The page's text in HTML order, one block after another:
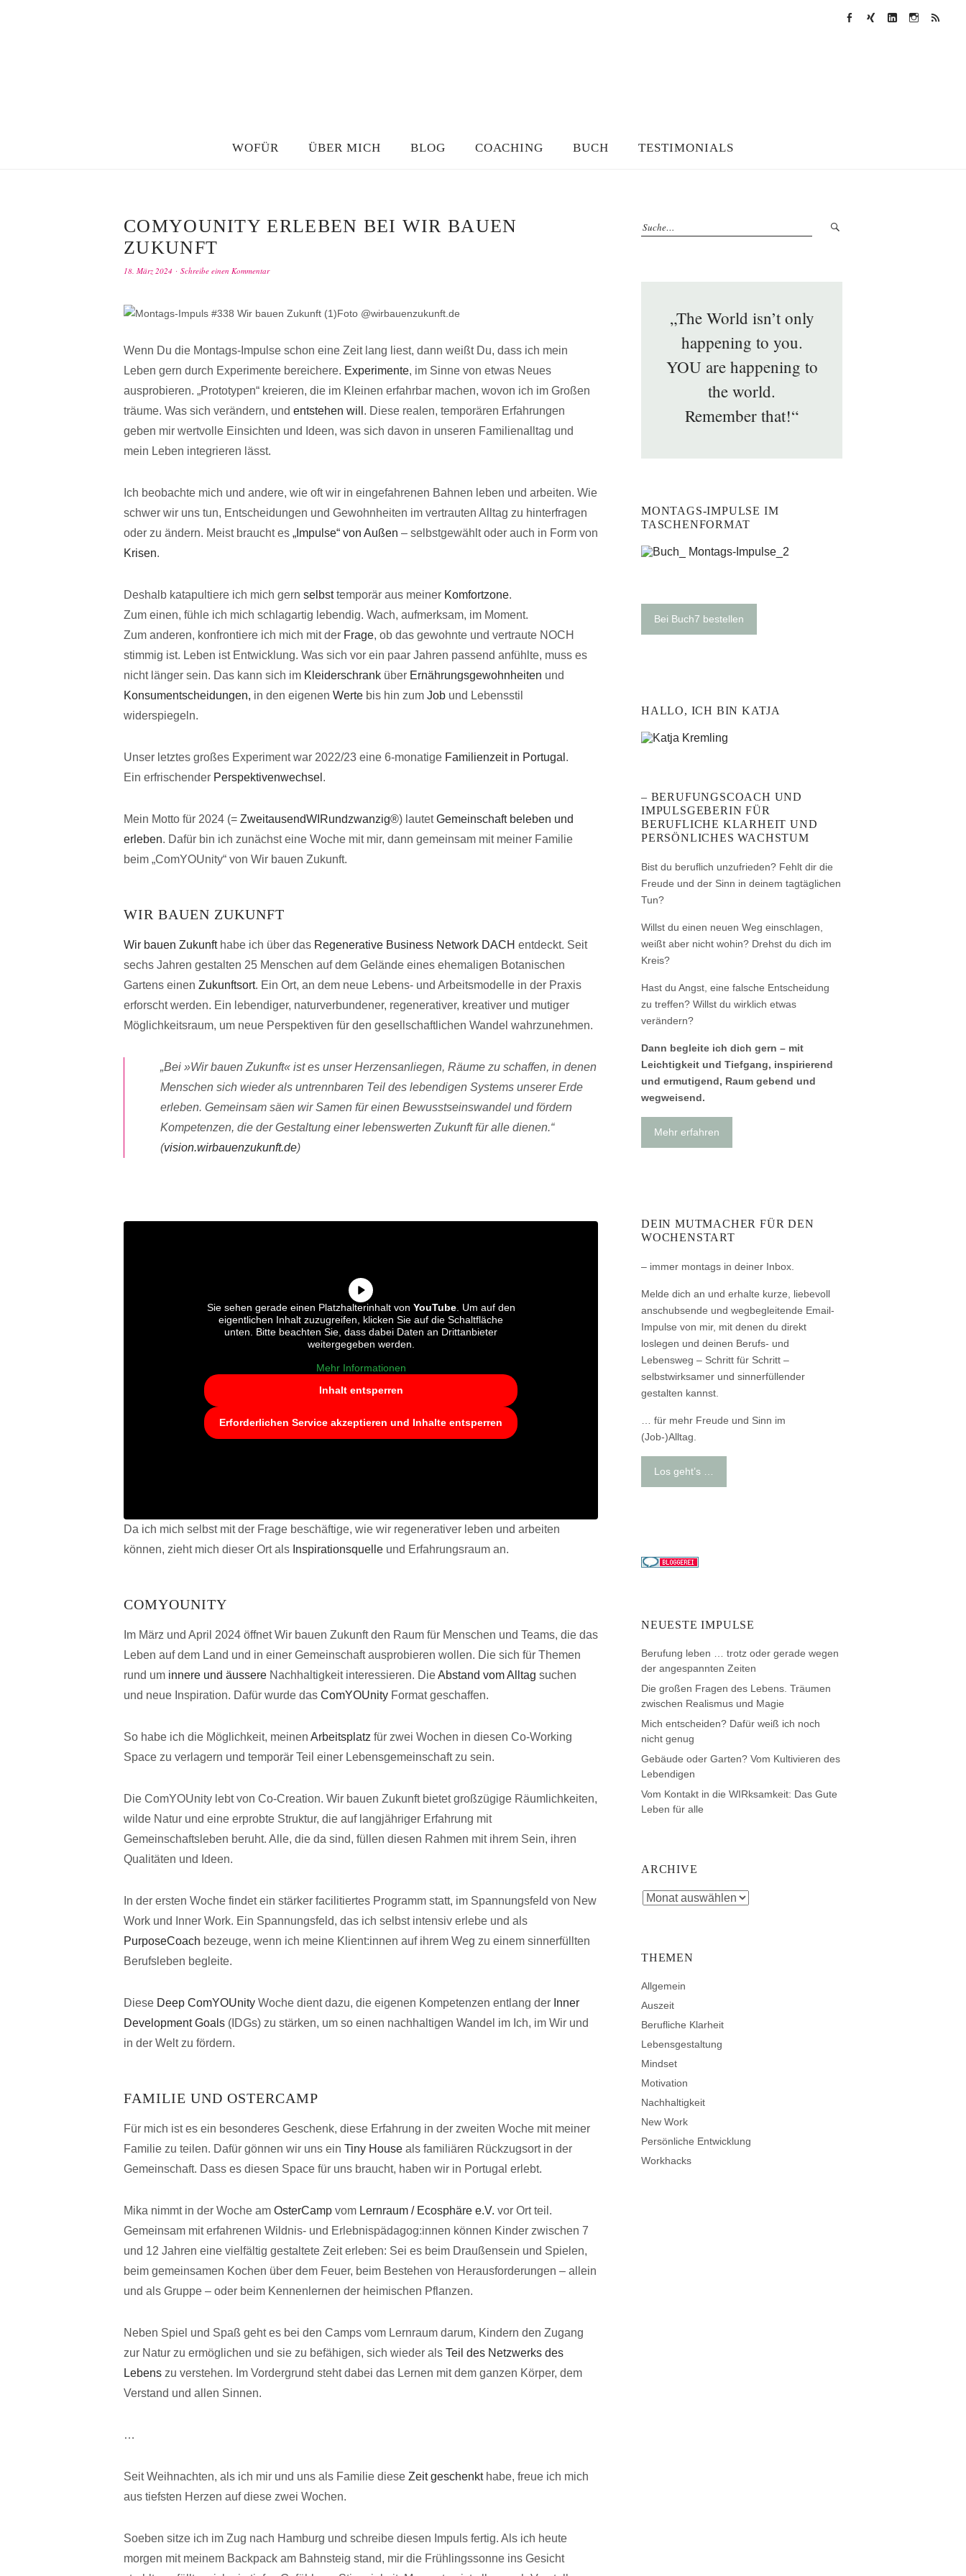
WOFÜR ÜBER MICH BLOG COACHING BUCH TESTIMONIALS
COMYOUNITY ERLEBEN BEI WIR BAUEN
ZUKUNFT
18. März 2024 Schreibe einen Kommentar
Foto @wirbauenzukunft.de
Wenn Du die Montags-Impulse schon eine Zeit lang liest, dann weißt Du, dass ich mein
Leben gern durch Experimente bereichere. Experimente, im Sinne von etwas Neues
ausprobieren. „Prototypen“ kreieren, die im Kleinen erfahrbar machen, wovon ich im Großen
träume. Was sich verändern, und entstehen will . Diese realen, temporären Erfahrungen
geben mir wertvolle Einsichten und Ideen, was sich davon in unseren Familienalltag und
mein Leben integrieren lässt.
Ich beobachte mich und andere, wie oft wir in eingefahrenen Bahnen leben und arbeiten. Wie
schwer wir uns tun, Entscheidungen und Gewohnheiten im vertrauten Alltag zu hinterfragen
oder zu ändern. Meist braucht es „Impulse“ von Außen – selbstgewählt oder auch in Form von
Krisen.
Deshalb katapultiere ich mich gern selbsttemporär aus meiner Komfortzone.
Zum einen, fühle ich mich schlagartig lebendig. Wach, aufmerksam, im Moment.
Zum anderen, konfrontiere ich mich mit der Frage, ob das gewohnte und vertraute NOCH
stimmig ist. Leben ist Entwicklung. Was sich vor ein paar Jahren passend anfühlte, muss es
nicht länger sein. Das kann sich im Kleiderschrank über Ernährungsgewohnheiten und
Konsumentscheidungen, in den eigenen Werte bis hin zum Job und Lebensstil
widerspiegeln.
Unser letztes großes Experiment war 2022/23 eine 6-monatige Familienzeit in Portugal .
Ein erfrischender Perspektivenwechsel .
Mein Motto für 2024 (= ZweitausendWIRundzwanzig®) lautetGemeinschaft beleben und
erleben. Dafür bin ich zunächst eine Woche mit mir, dann gemeinsam mit meiner Familie
beim „ComYOUnity“ von Wir bauen Zukunft.
WIR BAUEN ZUKUNFT
Wir bauen Zukunft habe ich über das Regenerative Business Network DACH entdeckt. Seit
sechs Jahren gestalten 25 Menschen auf dem Gelände eines ehemaligen Botanischen
Gartens einen Zukunftsort. Ein Ort, an dem neue Lebens- und Arbeitsmodelle in der Praxis
erforscht werden. Ein lebendiger, naturverbundener, regenerativer, kreativer und mutiger
Möglichkeitsraum, um neue Perspektiven für den gesellschaftlichen Wandel wahrzunehmen.
„Bei »Wir bauen Zukunft« ist es unser Herzens­anliegen, Räume zu schaffen, in denen
Menschen sich wieder als untrenn­baren Teil des lebendigen Systems unserer Erde
erleben. Gemeinsam säen wir Samen für einen Bewusstseins­wandel und fördern
Kompetenzen, die der Gestaltung einer lebenswerten Zukunft für alle dienen.“
(vision.wirbauenzukunft.de)
Sie sehen gerade einen Platzhalterinhalt von YouTube. Um auf den
eigentlichen Inhalt zuzugreifen, klicken Sie auf die Schaltfläche
unten. Bitte beachten Sie, dass dabei Daten an Drittanbieter
weitergegeben werden.
Mehr Informationen
Inhalt entsperren
Erforderlichen Service akzeptieren und Inhalte entsperren
Da ich mich selbst mit der Frage beschäftige, wie wir regenerativer leben und arbeiten
können, zieht mich dieser Ort als Inspirationsquelle und Erfahrungsraum an.
COMYOUNITY
Im März und April 2024 öffnet Wir bauen Zukunft den Raum für Menschen und Teams, die das
Leben auf dem Land und in einer Gemeinschaft ausprobieren wollen. Die sich für Themen
rund um innere und äussere Nachhaltigkeit interessieren. DieAbstand vom Alltag suchen
und neue Inspiration. Dafür wurde das ComYOUnity Format geschaffen.
So habe ich die Möglichkeit, meinen Arbeitsplatz für zwei Wochen in diesen Co-Working
Space zu verlagern und temporär Teil einer Lebensgemeinschaft zu sein.
Die ComYOUnity lebt von Co-Creation. Wir bauen Zukunft bietet großzügige Räumlichkeiten,
wilde Natur und eine erprobte Struktur, die auf langjähriger Erfahrung mit
Gemeinschaftsleben beruht. Alle, die da sind, füllen diesen Rahmen mit ihrem Sein, ihren
Qualitäten und Ideen.
In der ersten Woche findet ein stärker facilitiertes Programm statt, im Spannungsfeld von New
Work und Inner Work. Ein Spannungsfeld, das ich selbst intensiv erlebe und als
PurposeCoach bezeuge, wenn ich meine Klient:innen auf ihrem Weg zu einem sinnerfüllten
Berufsleben begleite.
Diese Deep ComYOUnity Woche dient dazu, die eigenen Kompetenzen entlang der Inner
Development Goals (IDGs) zu stärken, um so einen nachhaltigen Wandel im Ich, im Wir und
in der Welt zu fördern.
FAMILIE UND OSTERCAMP
Für mich ist es ein besonderes Geschenk, diese Erfahrung in der zweiten Woche mit meiner
Familie zu teilen. Dafür gönnen wir uns ein Tiny House als familiären Rückzugsort in der
Gemeinschaft. Dass es diesen Space für uns braucht, haben wir in Portugal erlebt.
Mika nimmt in der Woche am OsterCamp vom Lernraum / Ecosphäre e.V. vor Ort teil.
Gemeinsam mit erfahrenen Wildnis- und Erlebnispädagog:innen können Kinder zwischen 7
und 12 Jahren eine vielfältig gestaltete Zeit erleben: Sei es beim Draußensein und Spielen,
beim gemeinsamen Kochen über dem Feuer, beim Bestehen von Herausforderungen – allein
und als Gruppe – oder beim Kennenlernen der heimischen Pflanzen.
Neben Spiel und Spaß geht es bei den Camps vom Lernraum darum, Kindern den Zugang
zur Natur zu ermöglichen und sie zu befähigen, sich wieder als Teil des Netzwerks des
Lebens zu verstehen. Im Vordergrund steht dabei das Lernen mit dem ganzen Körper, dem
Verstand und allen Sinnen.
…
Seit Weihnachten, als ich mir und uns als Familie diese Zeit geschenkthabe, freue ich mich
aus tiefsten Herzen auf diese zwei Wochen.
Soeben sitze ich im Zug nach Hamburg und schreibe diesen Impuls fertig. Als ich heute
morgen mit meinem Backpack am Bahnsteig stand, mir die Frühlingssonne ins Gesicht
„The World isn’t only
happening to you.
YOU are happening to
the world.
Remember that!“
MONTAGS-IMPULSE IM
TASCHENFORMAT
Bei Buch7 bestellen
HALLO, ICH BIN KATJA
– BERUFUNGSCOACH UND
IMPULSGEBERIN FÜR
BERUFLICHE KLARHEIT UND
PERSÖNLICHES WACHSTUM
Bist du beruflich unzufrieden? Fehlt dir die
Freude und der Sinn in deinem tagtäglichen
Tun?
Willst du einen neuen Weg einschlagen,
weißt aber nicht wohin? Drehst du dich im
Kreis?
Hast du Angst, eine falsche Entscheidung
zu treffen? Willst du wirklich etwas
verändern?
Dann begleite ich dich gern – mit
Leichtigkeit und Tiefgang, inspirierend
und ermutigend, Raum gebend und
wegweisend.
Mehr erfahren
DEIN MUTMACHER FÜR DEN
WOCHENSTART
– immer montags in deiner Inbox.
Melde dich an und erhalte kurze, liebevoll
anschubsende und wegbegleitende Email-
Impulse von mir, mit denen du direkt
loslegen und deinen Berufs- und
Lebensweg – Schritt für Schritt –
selbstwirksamer und sinnerfüllender
gestalten kannst.
… für mehr Freude und Sinn im
(Job-)Alltag.
Los geht’s …
NEUESTE IMPULSE
Berufung leben … trotz oder gerade wegen
der angespannten Zeiten
Die großen Fragen des Lebens. Träumen
zwischen Realismus und Magie
Mich entscheiden? Dafür weiß ich noch
nicht genug
Gebäude oder Garten? Vom Kultivieren des
Lebendigen
Vom Kontakt in die WIRksamkeit: Das Gute
Leben für alle
ARCHIVE
THEMEN
Allgemein
Auszeit
Berufliche Klarheit
Lebensgestaltung
Mindset
Motivation
Nachhaltigkeit
New Work
Persönliche Entwicklung
Workhacks